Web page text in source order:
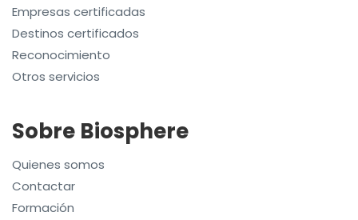
Empresas certificadas
Destinos certificados
Reconocimiento
Otros servicios
Sobre Biosphere
Quienes somos
Contactar
Formación